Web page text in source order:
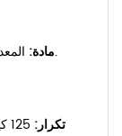
مادة:المعدن + بولي كلوريد الفينيل، المعدن + الخشب، إلخ.
تكرار: